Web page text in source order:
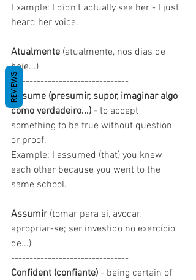
Example: I didn't actually see her - I just
heard her voice.
Atualmente (atualmente, nos dias de
hoje...)
--------------------------------
Assume (presumir, supor, imaginar algo
como verdadeiro...) - to accept
something to be true without question
or proof.
Example: I assumed (that) you knew
each other because you went to the
same school.
Assumir (tomar para si, avocar,
apropriar-se; ser investido no exercício
de...)
--------------------------------
Confident (confiante) - being certain of
REVIEWS